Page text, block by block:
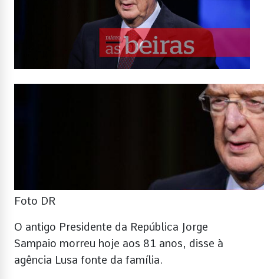
Foto DR
O antigo Presidente da República Jorge
Sampaio morreu hoje aos 81 anos, disse à
agência Lusa fonte da família.